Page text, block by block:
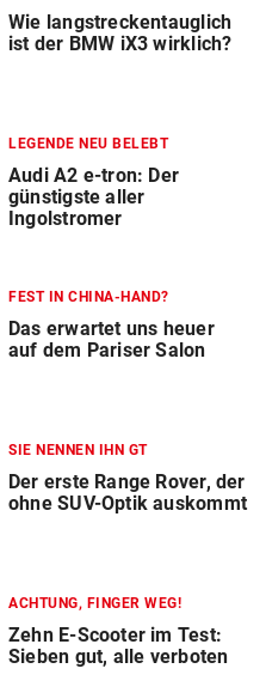
Wie langstreckentauglich
ist der BMW iX3 wirklich?
LEGENDE NEU BELEBT
Audi A2 e-tron: Der
günstigste aller
Ingolstromer
FEST IN CHINA-HAND?
Das erwartet uns heuer
auf dem Pariser Salon
SIE NENNEN IHN GT
Der erste Range Rover, der
ohne SUV-Optik auskommt
ACHTUNG, FINGER WEG!
Zehn E-Scooter im Test:
Sieben gut, alle verboten